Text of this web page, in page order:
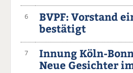
6
BVPF: Vorstand
bestätigt
7
Innung Köln-
Neue Gesichter